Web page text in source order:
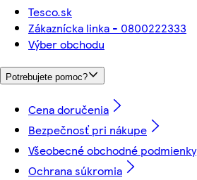
Tesco.sk
Zákaznícka linka - 0800222333
Výber obchodu
Potrebujete pomoc?
Cena doručenia
Bezpečnosť pri nákupe
Všeobecné obchodné podmienky
Ochrana súkromia